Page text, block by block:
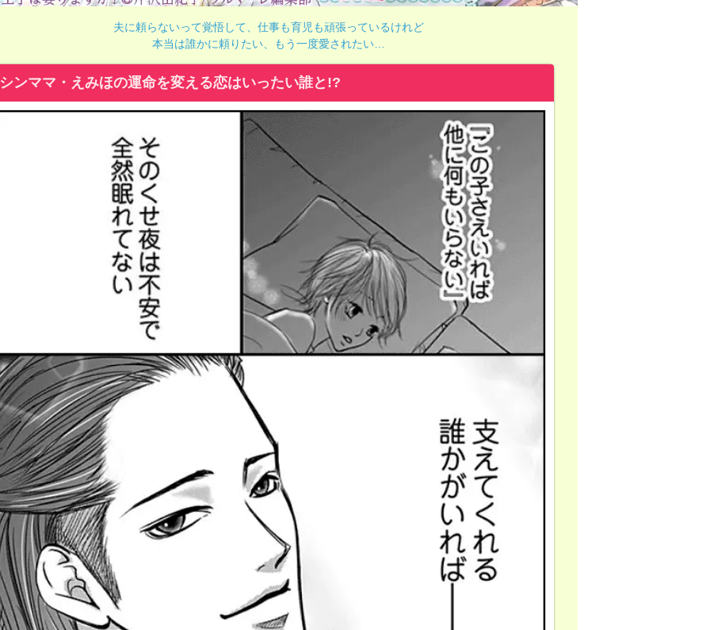
夫に頼らないって覚悟して、仕事も育児も頑張っているけれど
本当は誰かに頼りたい、もう一度愛されたい…
シンママ・えみほの運命を変える恋はいったい誰と!?